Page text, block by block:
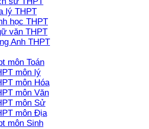
lý THPT
học THPT
văn THPT
Anh THPT
môn Toán
môn lý
môn Hóa
môn Văn
môn Sử
môn Địa
môn Sinh